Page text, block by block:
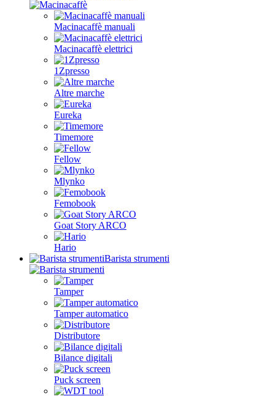
Macinacaffè manuali
Macinacaffè elettrici
1Zpresso
Altre marche
Eureka
Timemore
Fellow
Mlynko
Femobook
Goat Story ARCO
Hario
Barista strumenti
Tamper
Tamper automatico
Distributore
Bilance digitali
Puck screen